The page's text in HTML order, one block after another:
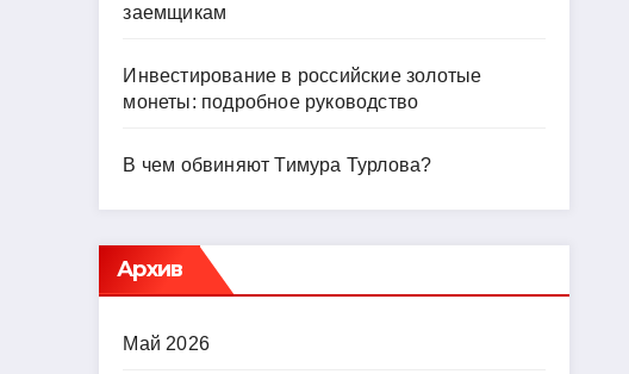
заемщикам
Инвестирование в российские золотые
монеты: подробное руководство
В чем обвиняют Тимура Турлова?
Архив
Май 2026